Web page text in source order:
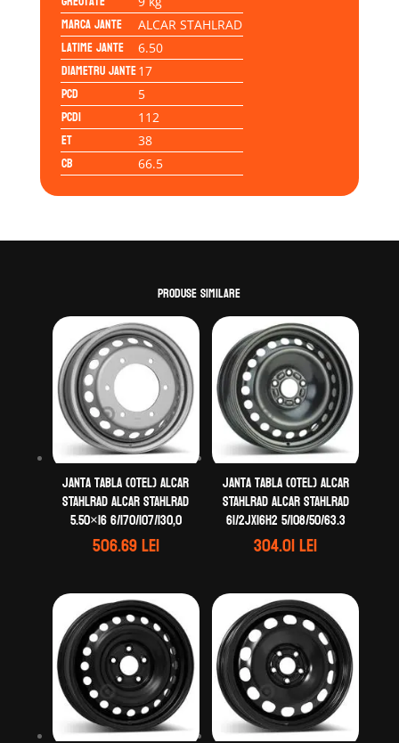
Marca jante ALCAR STAHLRAD
Latime jante 6.50
Diametru jante17
PCD 5
PCD1 112
ET 38
CB 66.5
Produse similare
Janta tabla (otel) ALCAR
STAHLRAD ALCAR STAHLRAD
5.50×16 6/170/107/130,0
506.69lei
Janta tabla (otel) ALCAR
STAHLRAD ALCAR STAHLRAD
61/2Jx16H2 5/108/50/63.3
304.01lei